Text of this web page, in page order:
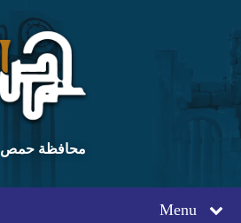
content
main
navigation
footer
محافظة حمص
Menu